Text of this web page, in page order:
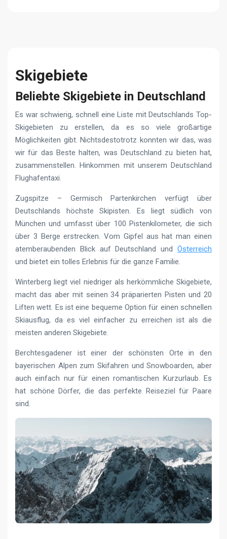
Skigebiete
Beliebte Skigebiete in Deutschland
Es war schwierig, schnell eine Liste mit Deutschlands Top-
Skigebieten zu erstellen, da es so viele großartige
Möglichkeiten gibt. Nichtsdestotrotz konnten wir das, was
wir für das Beste halten, was Deutschland zu bieten hat,
zusammenstellen. Hinkommen mit unserem Deutschland
Flughafentaxi.
Zugspitze – Germisch Partenkirchen verfügt über
Deutschlands höchste Skipisten. Es liegt südlich von
München und umfasst über 100 Pistenkilometer, die sich
über 3 Berge erstrecken. Vom Gipfel aus hat man einen
atemberaubenden Blick auf Deutschland und Österreich
und bietet ein tolles Erlebnis für die ganze Familie.
Winterberg liegt viel niedriger als herkömmliche Skigebiete,
macht das aber mit seinen 34 präparierten Pisten und 20
Liften wett. Es ist eine bequeme Option für einen schnellen
Skiausflug, da es viel einfacher zu erreichen ist als die
meisten anderen Skigebiete.
Berchtesgadener ist einer der schönsten Orte in den
bayerischen Alpen zum Skifahren und Snowboarden, aber
auch einfach nur für einen romantischen Kurzurlaub. Es
hat schöne Dörfer, die das perfekte Reiseziel für Paare
sind.